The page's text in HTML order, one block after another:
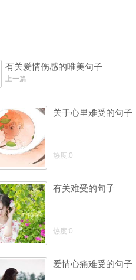
有关爱情伤感的唯美句子
上一篇
关于心里难受的句子
热度:0
有关难受的句子
热度:0
爱情心痛难受的句子